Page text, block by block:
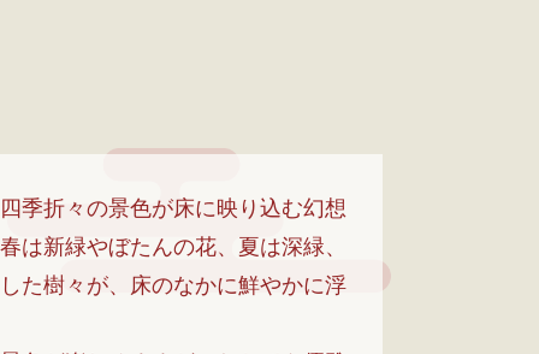
季折々の景色が床に映り込む幻想
は新緑やぼたんの花、夏は深緑、
た樹々が、床のなかに鮮やかに浮